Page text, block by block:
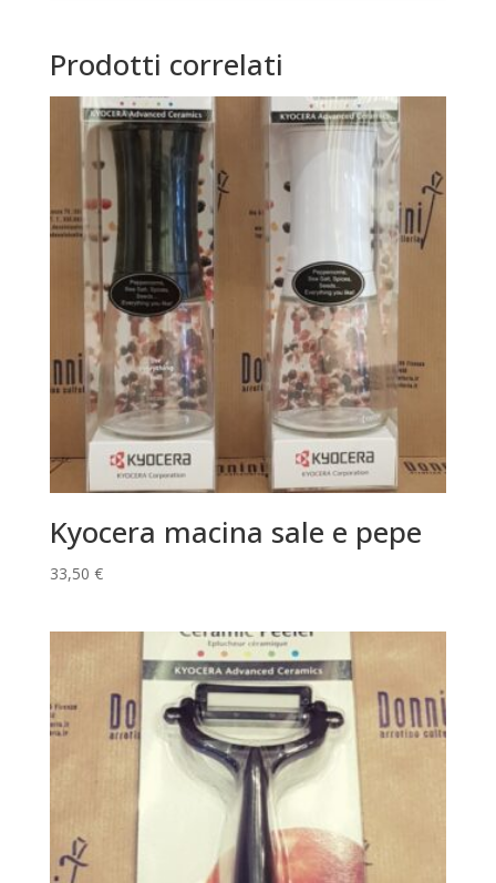
Prodotti correlati
Kyocera macina sale e pepe
33,50 €